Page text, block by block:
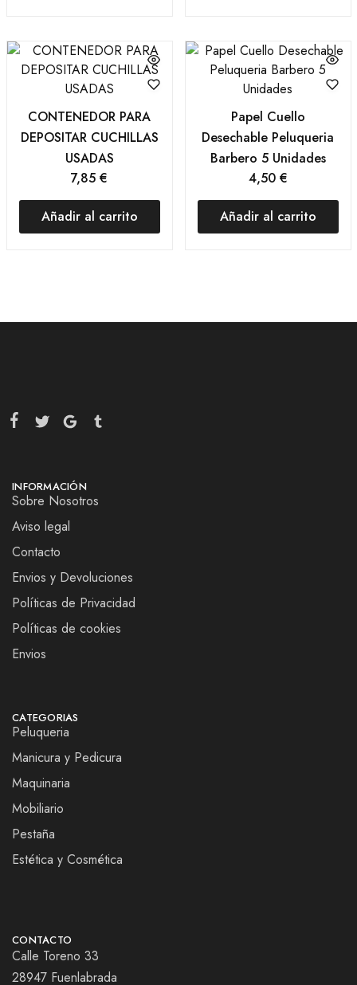
CONTENEDOR PARA
DEPOSITAR CUCHILLAS
USADAS
7,85 €
Añadir al carrito
Papel Cuello
Desechable Peluqueria
Barbero 5 Unidades
4,50 €
Añadir al carrito
INFORMACIÓN
Sobre Nosotros
Aviso legal
Contacto
Envios y Devoluciones
Políticas de Privacidad
Políticas de cookies
Envios
CATEGORIAS
Peluqueria
Manicura y Pedicura
Maquinaria
Mobiliario
Pestaña
Estética y Cosmética
CONTACTO
Calle Toreno 33
28947 Fuenlabrada